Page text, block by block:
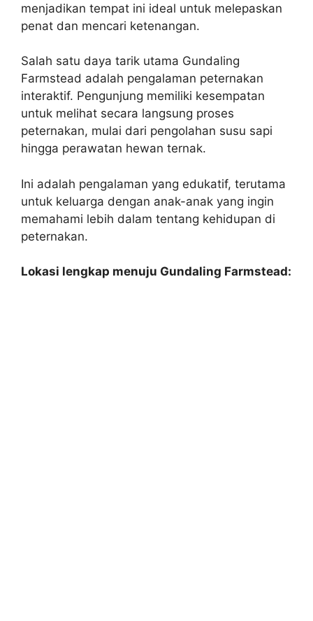
menjadikan tempat ini ideal untuk melepaskan
penat dan mencari ketenangan.
Salah satu daya tarik utama Gundaling
Farmstead adalah pengalaman peternakan
interaktif. Pengunjung memiliki kesempatan
untuk melihat secara langsung proses
peternakan, mulai dari pengolahan susu sapi
hingga perawatan hewan ternak.
Ini adalah pengalaman yang edukatif, terutama
untuk keluarga dengan anak-anak yang ingin
memahami lebih dalam tentang kehidupan di
peternakan.
Lokasi lengkap menuju Gundaling Farmstead: